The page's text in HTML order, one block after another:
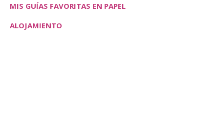
MIS GUÍAS FAVORITAS EN PAPEL
ALOJAMIENTO